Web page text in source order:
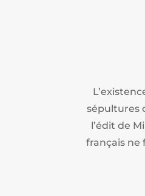
sépultures
l’édit de
français ne